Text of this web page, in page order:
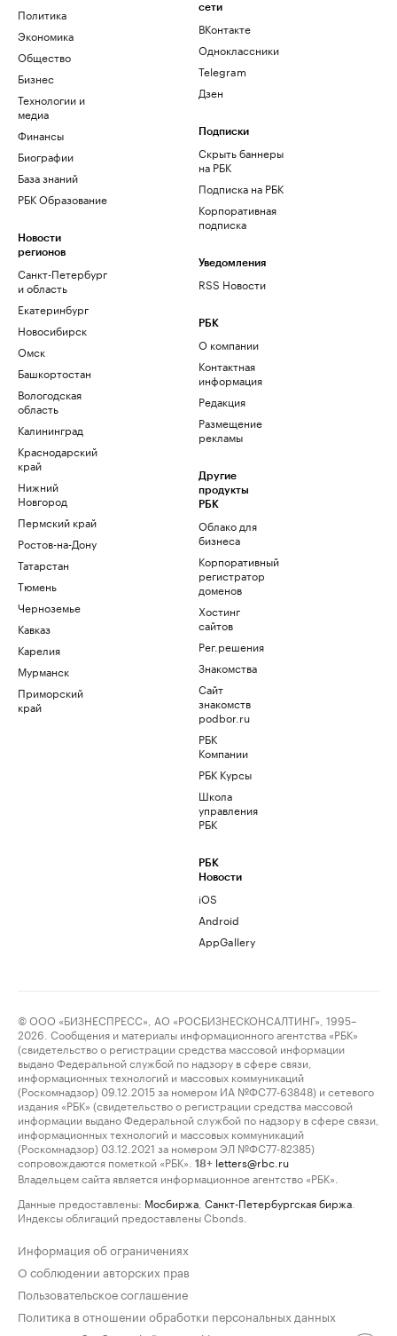
Политика
Экономика
Общество
Бизнес
Технологии и
медиа
Финансы
Биографии
База знаний
РБК Образование
Новости
регионов
Санкт-Петербург
и область
Екатеринбург
Новосибирск
Омск
Башкортостан
Вологодская
область
Калининград
Краснодарский
край
Нижний
Новгород
Пермский край
Ростов-на-Дону
Татарстан
Тюмень
Черноземье
Кавказ
Карелия
Мурманск
Приморский
край
сети
ВКонтакте
Одноклассники
Telegram
Дзен
Подписки
Скрыть баннеры
на РБК
Подписка на РБК
Корпоративная
подписка
Уведомления
RSS Новости
РБК
О компании
Контактная
информация
Редакция
Размещение
рекламы
Другие
продукты
РБК
Облако для
бизнеса
Корпоративный
регистратор
доменов
Хостинг
сайтов
Рег.решения
Знакомства
Сайт
знакомств
podbor.ru
РБК
Компании
РБК Курсы
Школа
управления
РБК
РБК
Новости
iOS
Android
AppGallery
© ООО «БИЗНЕСПРЕСС», АО «РОСБИЗНЕСКОНСАЛТИНГ», 1995–
2026. Сообщения и материалы информационного агентства «РБК»
(свидетельство о регистрации средства массовой информации
выдано Федеральной службой по надзору в сфере связи,
информационных технологий и массовых коммуникаций
(Роскомнадзор) 09.12.2015 за номером ИА №ФС77-63848) и сетевого
издания «РБК» (свидетельство о регистрации средства массовой
информации выдано Федеральной службой по надзору в сфере связи,
информационных технологий и массовых коммуникаций
(Роскомнадзор) 03.12.2021 за номером ЭЛ №ФС77-82385)
сопровождаются пометкой «РБК».
18+ letters@rbc.ru
Владельцем сайта является информационное агентство «РБК».
Данные предоставлены: Мосбиржа Санкт-Петербургская биржа
Индексы облигаций предоставлены Cbonds.
Информация об ограничениях
О соблюдении авторских прав
Пользовательское соглашение
Политика в отношении обработки персональных данных